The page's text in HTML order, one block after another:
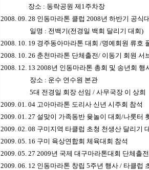
장소 : 동락공원 제1주차장
2008. 09. 28 인동마라톤 클럽 2008년 하반기 공식
일명 : 전백기(전경일 백회 달리기 대회)
2008. 10. 19 경주동아마라톤 대회 /명예회원 류호
2008. 10. 26 춘천마라톤 단체출전/ 이동기 회원 서
2008. 12. 13 2008년 인동마라톤 총회 및 송년회 행
장소 : 운수 연수원 본관
5대 전경일 회장 선임 / 사무국장 이 상희
2009. 01. 04 고아마라톤 도리사 신년 시주회 참석
2009. 01. 27 설맞이 가족동반 윶놀이 대회/나룻터
2009. 02. 08 구미지역 타클럽 초청 천생산 달리기
2009. 05. 16 구미 육상연합회 체육대회 참석
2009. 05. 27 2009년 국제 대구마라톤대회 단체출전
2009. 06. 12 인동마라톤 창립 5주년 행사 / 타클럽